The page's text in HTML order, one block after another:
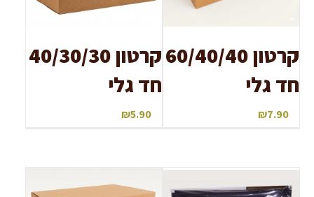
קרטון 60/40/40
חד גלי
₪7.90
קרטון 40/30/30
חד גלי
₪5.90